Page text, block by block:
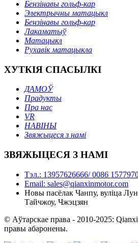
Бензінавы гольф-кар
Электрычны матацыкл
Бензінавы гольф-кар
Лакаматыў
Матацыкл
Рухавік матацыкла
ХУТКІЯ СПАСЫЛКІ
ДАМОЎ
Прадукты
Пра нас
VR
НАВІНЫ
Звяжыцеся з намі
ЗВЯЖЫЦЕСЯ З НАМІ
Тэл.: 13957626666/ 0086
Email: sales@qianxinmotor.com
Новы пасёлак Чанпу, вуліца
Тайчжоу, Чжэцзян
© Аўтарскае права - 2010-2025:
правы абаронены.